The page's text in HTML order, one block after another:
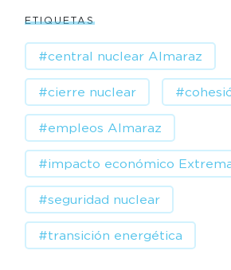
ETIQUETAS
#central nuclear Almaraz
#cierre nuclear
#empleos Almaraz
#impacto económico
#seguridad nuclear
#transición energética